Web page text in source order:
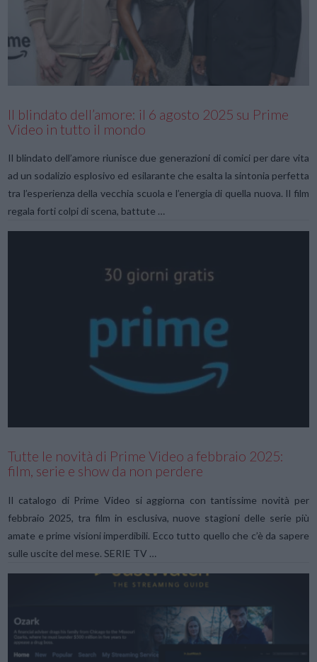
VIEW POST
Il blindato dell’amore: il 6 agosto 2025 su Prime
Video in tutto il mondo
Il blindato dell’amore riunisce due generazioni di comici per dare vita
ad un sodalizio esplosivo ed esilarante che esalta la sintonia perfetta
tra l’esperienza della vecchia scuola e l’energia di quella nuova. Il film
regala forti colpi di scena, battute …
Tutte le novità di Prime Video a febbraio 2025:
film, serie e show da non perdere
Il catalogo di Prime Video si aggiorna con tantissime novità per
febbraio 2025, tra film in esclusiva, nuove stagioni delle serie più
amate e prime visioni imperdibili. Ecco tutto quello che c’è da sapere
sulle uscite del mese. SERIE TV …